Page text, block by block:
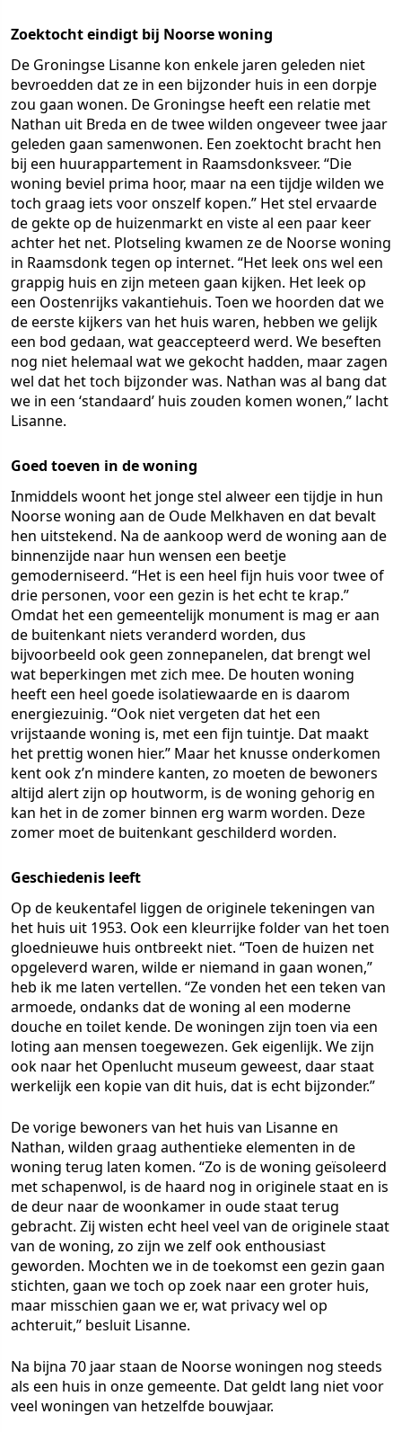
Zoektocht eindigt bij Noorse woning
De Groningse Lisanne kon enkele jaren geleden niet
bevroedden dat ze in een bijzonder huis in een dorpje
zou gaan wonen. De Groningse heeft een relatie met
Nathan uit Breda en de twee wilden ongeveer twee jaar
geleden gaan samenwonen. Een zoektocht bracht hen
bij een huurappartement in Raamsdonksveer. “Die
woning beviel prima hoor, maar na een tijdje wilden we
toch graag iets voor onszelf kopen.” Het stel ervaarde
de gekte op de huizenmarkt en viste al een paar keer
achter het net. Plotseling kwamen ze de Noorse woning
in Raamsdonk tegen op internet. “Het leek ons wel een
grappig huis en zijn meteen gaan kijken. Het leek op
een Oostenrijks vakantiehuis. Toen we hoorden dat we
de eerste kijkers van het huis waren, hebben we gelijk
een bod gedaan, wat geaccepteerd werd. We beseften
nog niet helemaal wat we gekocht hadden, maar zagen
wel dat het toch bijzonder was. Nathan was al bang dat
we in een ‘standaard’ huis zouden komen wonen,” lacht
Lisanne.
Goed toeven in de woning
Inmiddels woont het jonge stel alweer een tijdje in hun
Noorse woning aan de Oude Melkhaven en dat bevalt
hen uitstekend. Na de aankoop werd de woning aan de
binnenzijde naar hun wensen een beetje
gemoderniseerd. “Het is een heel fijn huis voor twee of
drie personen, voor een gezin is het echt te krap.”
Omdat het een gemeentelijk monument is mag er aan
de buitenkant niets veranderd worden, dus
bijvoorbeeld ook geen zonnepanelen, dat brengt wel
wat beperkingen met zich mee. De houten woning
heeft een heel goede isolatiewaarde en is daarom
energiezuinig. “Ook niet vergeten dat het een
vrijstaande woning is, met een fijn tuintje. Dat maakt
het prettig wonen hier.” Maar het knusse onderkomen
kent ook z’n mindere kanten, zo moeten de bewoners
altijd alert zijn op houtworm, is de woning gehorig en
kan het in de zomer binnen erg warm worden. Deze
zomer moet de buitenkant geschilderd worden.
Geschiedenis leeft
Op de keukentafel liggen de originele tekeningen van
het huis uit 1953. Ook een kleurrijke folder van het toen
gloednieuwe huis ontbreekt niet. “Toen de huizen net
opgeleverd waren, wilde er niemand in gaan wonen,”
heb ik me laten vertellen. “Ze vonden het een teken van
armoede, ondanks dat de woning al een moderne
douche en toilet kende. De woningen zijn toen via een
loting aan mensen toegewezen. Gek eigenlijk. We zijn
ook naar het Openlucht museum geweest, daar staat
werkelijk een kopie van dit huis, dat is echt bijzonder.”
De vorige bewoners van het huis van Lisanne en
Nathan, wilden graag authentieke elementen in de
woning terug laten komen. “Zo is de woning geïsoleerd
met schapenwol, is de haard nog in originele staat en is
de deur naar de woonkamer in oude staat terug
gebracht. Zij wisten echt heel veel van de originele staat
van de woning, zo zijn we zelf ook enthousiast
geworden. Mochten we in de toekomst een gezin gaan
stichten, gaan we toch op zoek naar een groter huis,
maar misschien gaan we er, wat privacy wel op
achteruit,” besluit Lisanne.
Na bijna 70 jaar staan de Noorse woningen nog steeds
als een huis in onze gemeente. Dat geldt lang niet voor
veel woningen van hetzelfde bouwjaar.